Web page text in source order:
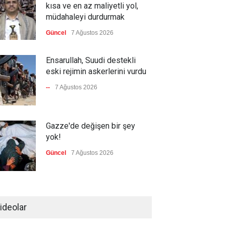
kısa ve en az maliyetli yol,
müdahaleyi durdurmak
Güncel 7 Ağustos 2026
Ensarullah, Suudi destekli
eski rejimin askerlerini vurdu
-- 7 Ağustos 2026
Gazze'de değişen bir şey
yok!
Güncel 7 Ağustos 2026